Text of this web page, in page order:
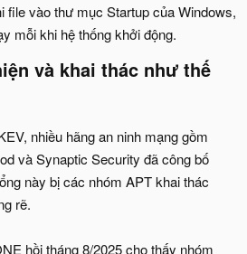
file vào thư mục Startup của Windows,
mỗi khi hệ thống khởi động.
và khai thác như thế
nhiều hãng an ninh mạng gồm
và Synaptic Security đã công bố
này bị các nhóm APT khai thác
rẽ.
hồi tháng 8/2025 cho thấy nhóm